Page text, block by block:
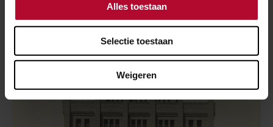
Alles toestaan
Selectie toestaan
Weigeren
Een interieur van eikenhout